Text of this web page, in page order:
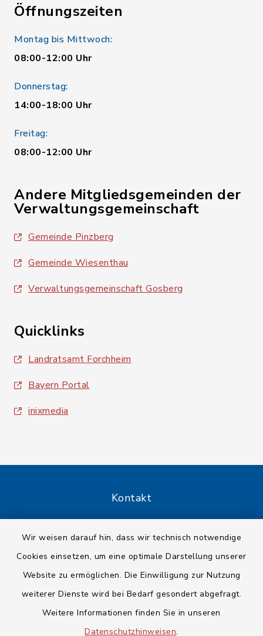
Wir weisen darauf hin, dass wir technisch notwendige
Cookies einsetzen, um eine optimale Darstellung unserer
Website zu ermöglichen. Die Einwilligung zur Nutzung
weiterer Dienste wird bei Bedarf gesondert abgefragt.
Weitere Informationen finden Sie in unseren
Datenschutzhinweisen.
Öffnungszeiten
Montag bis Mittwoch:
08:00-12:00 Uhr
Donnerstag:
14:00-18:00 Uhr
Freitag:
08:00-12:00 Uhr
Andere Mitgliedsgemeinden der
Verwaltungsgemeinschaft
Gemeinde Pinzberg
Gemeinde Wiesenthau
Verwaltungsgemeinschaft Gosberg
Quicklinks
Landratsamt Forchheim
Bayern Portal
inixmedia
Kontakt
Datenschutz
Impressum
Sitemap